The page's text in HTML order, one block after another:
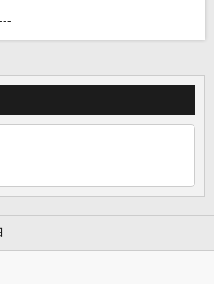
録・ログインして